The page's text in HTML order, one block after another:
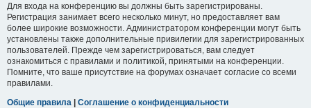
Для входа на конференцию вы должны быть зарегистрированы.
Регистрация занимает всего несколько минут, но предоставляет вам
более широкие возможности. Администратором конференции могут быть
установлены также дополнительные привилегии для зарегистрированных
пользователей. Прежде чем зарегистрироваться, вам следует
ознакомиться с правилами и политикой, принятыми на конференции.
Помните, что ваше присутствие на форумах означает согласие со всеми
правилами.
Общие правила | Соглашение о конфиденциальности